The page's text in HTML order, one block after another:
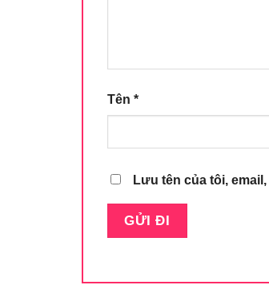
Tên *
Lưu tên của tôi,